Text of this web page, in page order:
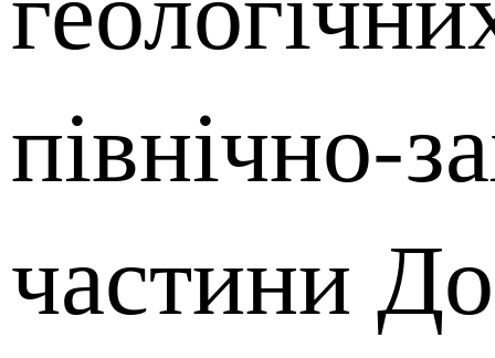
північно-
частини